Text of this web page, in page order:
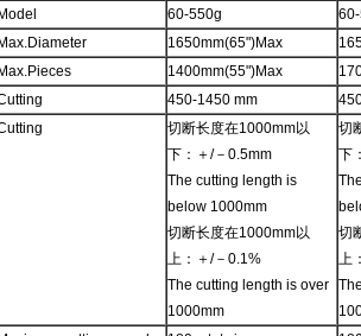
Model 60-550g
Max.Diameter 1650mm(65")Max
Max.Pieces 1400mm(55")Max
450-1450 mm
切断长度在1000mm以
下：＋/－0.5mm
The cutting length is
below 1000mm
切断长度在1000mm以
上：＋/－0.1%
The cutting length is over
1000mm
切
下
切
上